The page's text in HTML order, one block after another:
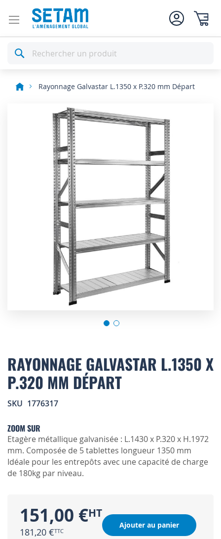
Rechercher
Rayonnage Galvastar L.1350 x P.320 mm Départ
to
the
beginning
of
images
RAYONNAGE GALVASTAR L.1350 X
P.320 MM DÉPART
SKU 1776317
ZOOM SUR
Etagère métallique galvanisée : L.1430 x P.320 x H.1972
mm. Composée de 5 tablettes longueur 1350 mm
Idéale pour les entrepôts avec une capacité de charge
de 180kg par niveau.
151,00 €
181,20 €
Ajouter au panier